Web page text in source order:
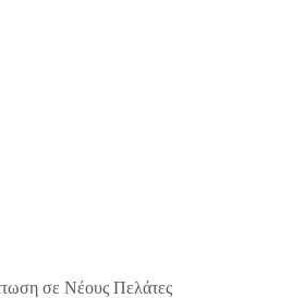
σε Νέους Πελάτες